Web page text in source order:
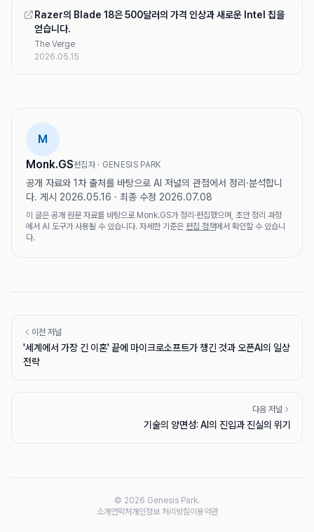
Razer의 Blade 18은 500달러의 가격 인상과 새로운 Intel 칩을
얻습니다.
The Verge
2026.05.15
M
Monk.GS편집자 · GENESIS PARK
공개 자료와 1차 출처를 바탕으로 AI 저널의 관점에서 정리·분석합니
다. 게시 2026.05.16 · 최종 수정 2026.07.08
이 글은 공개 원문 자료를 바탕으로 Monk.GS가 정리·편집했으며, 초안 정리 과정
에서 AI 도구가 사용될 수 있습니다. 자세한 기준은 편집 정책에서 확인할 수 있습니
다.
이전 저널
'세계에서 가장 긴 이혼' 끝에 마이크로소프트가 챙긴 것과 오픈AI의 일상
전략
다음 저널
기술의 양면성: AI의 진입과 진실의 위기
© 2026 Genesis Park.
소개연락처개인정보 처리방침이용약관